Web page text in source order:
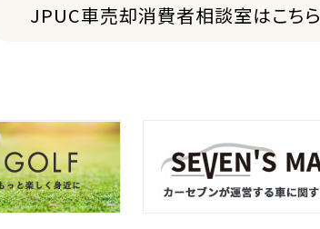
JPUC車売却消費者相談室はこちら